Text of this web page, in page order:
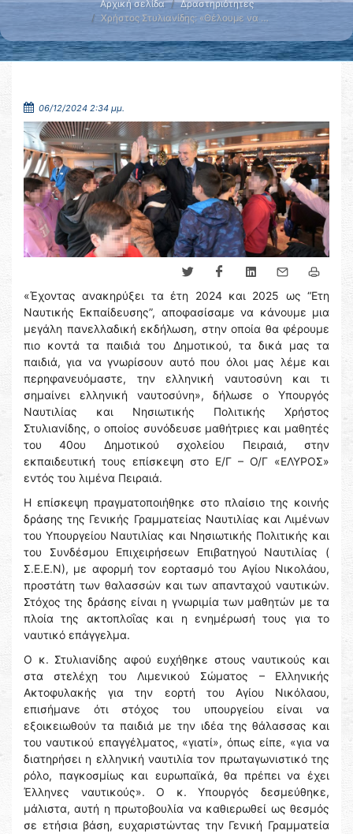
Αρχική σελίδα
Δραστηριότητες
Χρήστος Στυλιανίδης: «Θέλουμε να …
06/12/2024 2:34 μμ.
«Έχοντας ανακηρύξει τα έτη 2024 και 2025 ως “Eτη
Ναυτικής Εκπαίδευσης”, αποφασίσαμε να κάνουμε μια
μεγάλη πανελλαδική εκδήλωση, στην οποία θα φέρουμε
πιο κοντά τα παιδιά του Δημοτικού, τα δικά μας τα
παιδιά, για να γνωρίσουν αυτό που όλοι μας λέμε και
περηφανευόμαστε, την ελληνική ναυτοσύνη και τι
σημαίνει ελληνική ναυτοσύνη», δήλωσε ο Υπουργός
Ναυτιλίας και Νησιωτικής Πολιτικής Χρήστος
Στυλιανίδης, ο οποίος συνόδευσε μαθήτριες και μαθητές
του 40ου Δημοτικού σχολείου Πειραιά, στην
εκπαιδευτική τους επίσκεψη στο Ε/Γ – Ο/Γ «ΕΛΥΡΟΣ»
εντός του λιμένα Πειραιά.
Η επίσκεψη πραγματοποιήθηκε στο πλαίσιο της κοινής
δράσης της Γενικής Γραμματείας Ναυτιλίας και Λιμένων
του Υπουργείου Ναυτιλίας και Νησιωτικής Πολιτικής και
του Συνδέσμου Επιχειρήσεων Επιβατηγού Ναυτιλίας (
Σ.Ε.Ε.Ν), με αφορμή τον εορτασμό του Αγίου Νικολάου,
προστάτη των θαλασσών και των απανταχού ναυτικών.
Στόχος της δράσης είναι η γνωριμία των μαθητών με τα
πλοία της ακτοπλοΐας και η ενημέρωσή τους για το
ναυτικό επάγγελμα.
Ο κ. Στυλιανίδης αφού ευχήθηκε στους ναυτικούς και
στα στελέχη του Λιμενικού Σώματος – Ελληνικής
Ακτοφυλακής για την εορτή του Αγίου Νικόλαου,
επισήμανε ότι στόχος του υπουργείου είναι να
εξοικειωθούν τα παιδιά με την ιδέα της θάλασσας και
του ναυτικού επαγγέλματος, «γιατί», όπως είπε, «για να
διατηρήσει η ελληνική ναυτιλία τον πρωταγωνιστικό της
ρόλο, παγκοσμίως και ευρωπαϊκά, θα πρέπει να έχει
Έλληνες ναυτικούς». Ο κ. Υπουργός δεσμεύθηκε,
μάλιστα, αυτή η πρωτοβουλία να καθιερωθεί ως θεσμός
σε ετήσια βάση, ευχαριστώντας την Γενική Γραμματεία